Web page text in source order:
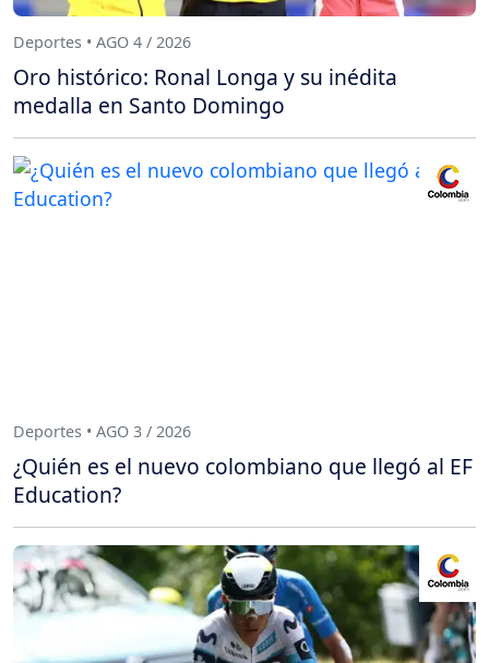
Deportes • AGO 4 / 2026
Oro histórico: Ronal Longa y su inédita
medalla en Santo Domingo
Deportes • AGO 3 / 2026
¿Quién es el nuevo colombiano que llegó al EF
Education?